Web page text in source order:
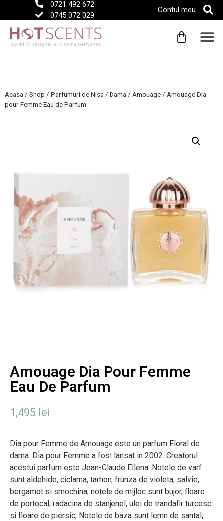
0721 492 672
0745 072 029
Contul meu
Acasa / Shop / Parfumuri de Nisa / Dama / Amouage / Amouage Dia
pour Femme Eau de Parfum
Amouage Dia Pour Femme
Eau De Parfum
1,495 lei
Dia pour Femme de Amouage este un parfum Floral de
dama. Dia pour Femme a fost lansat in 2002. Creatorul
acestui parfum este Jean-Claude Ellena. Notele de varf
sunt aldehide, ciclama, tarhon, frunza de violeta, salvie,
bergamot si smochina; notele de mijloc sunt bujor, floare
de portocal, radacina de stanjenel, ulei de trandafir turcesc
si floare de piersic; Notele de baza sunt lemn de santal,